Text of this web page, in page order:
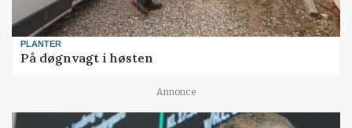
PLANTER
På døgnvagt i høsten
Annonce